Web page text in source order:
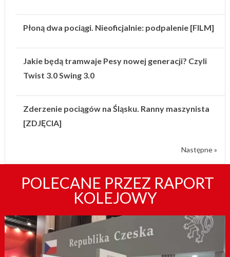
Płoną dwa pociągi. Nieoficjalnie: podpalenie [FILM]
Jakie będą tramwaje Pesy nowej generacji? Czyli
Twist 3.0 Swing 3.0
Zderzenie pociągów na Śląsku. Ranny maszynista
[ZDJĘCIA]
Następne »
POLECANE PRZEZ RAPORT
KOLEJOWY